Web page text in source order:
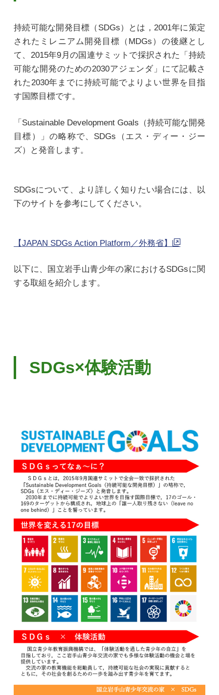
持続可能な開発目標（SDGs）とは，2001年に策定
されたミレニアム開発目標（MDGs）の後継とし
て、2015年9月の国連サミットで採択された「持続
可能な開発のための2030アジェンダ」にて記載さ
れた2030年までに持続可能でよりよい世界を目指
す国際目標です。
「Sustainable Development Goals（持続可能な開発
目標）」の略称で、SDGs（エス・ディー・ジー
ズ）と発音します。
SDGsについて、より詳しく知りたい場合には、以
下のサイトを参考にしてください。
【JAPAN SDGs Action Platform／外務省】
以下に、国立岩手山青少年の家におけるSDGsに関
する取組を紹介します。
SDGs×体験活動